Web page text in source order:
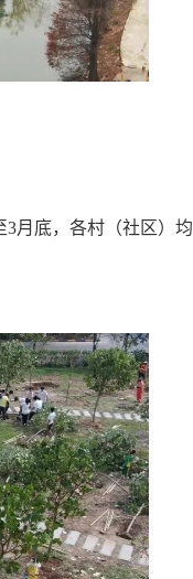
月底，各村（社区）均